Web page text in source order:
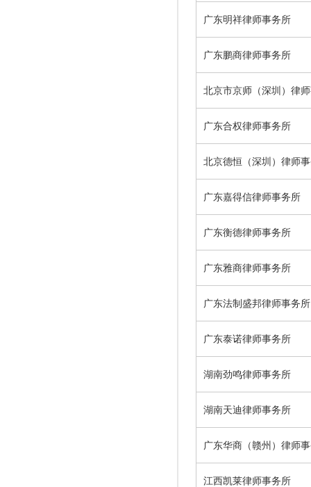
广东明祥律师事务所
广东鹏商律师事务所
北京市京师（深圳）律
广东合权律师事务所
北京德恒（深圳）律师
广东嘉得信律师事务所
广东衡德律师事务所
广东雅商律师事务所
广东法制盛邦律师事务所
广东泰诺律师事务所
湖南劲鸣律师事务所
湖南天迪律师事务所
广东华商（赣州）律师
江西凯莱律师事务所